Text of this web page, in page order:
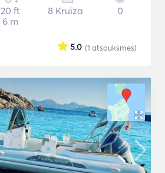
20 ft
6 m
8 Kruīza 0
(1 atsauksmes)
5.0